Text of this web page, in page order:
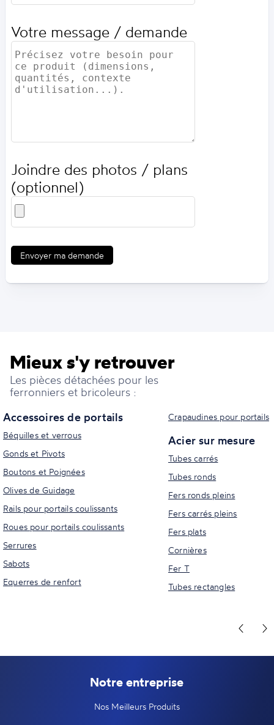
Votre message / demande
Joindre des photos / plans
(optionnel)
Envoyer ma demande
Mieux s'y retrouver
Les pièces détachées pour les
ferronniers et bricoleurs :
Accessoires de portails
Béquilles et verrous
Gonds et Pivots
Boutons et Poignées
Olives de Guidage
Rails pour portails coulissants
Roues pour portails coulissants
Serrures
Sabots
Equerres de renfort
Crapaudines pour portails
Acier sur mesure
Tubes carrés
Tubes ronds
Fers ronds pleins
Fers carrés pleins
Fers plats
Cornières
Fer T
Tubes rectangles
Notre entreprise
Nos Meilleurs Produits